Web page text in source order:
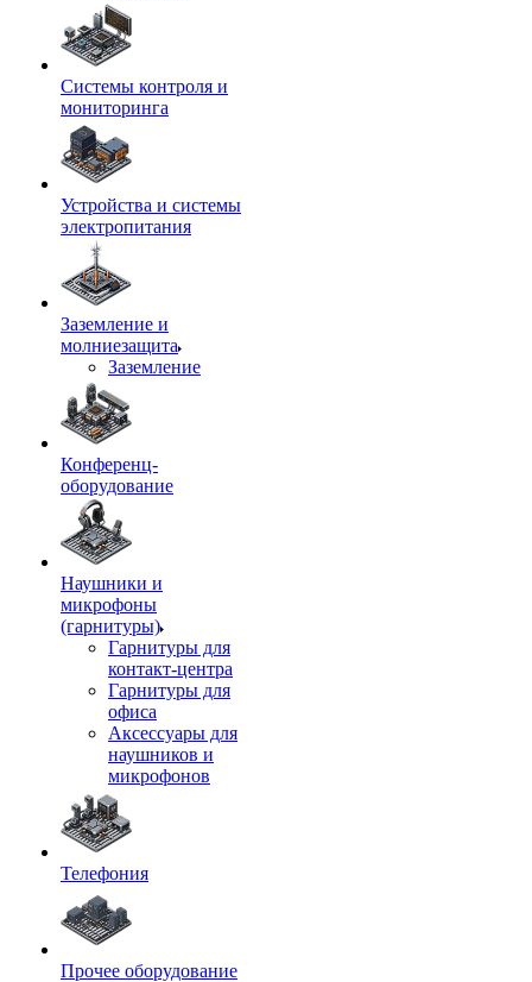
Системы контроля и
мониторинга
Устройства и системы
электропитания
Заземление и
молниезащита
Заземление
Конференц-
оборудование
Наушники и
микрофоны
(гарнитуры)
Гарнитуры для
контакт-центра
Гарнитуры для
офиса
Аксессуары для
наушников и
микрофонов
Телефония
Прочее оборудование